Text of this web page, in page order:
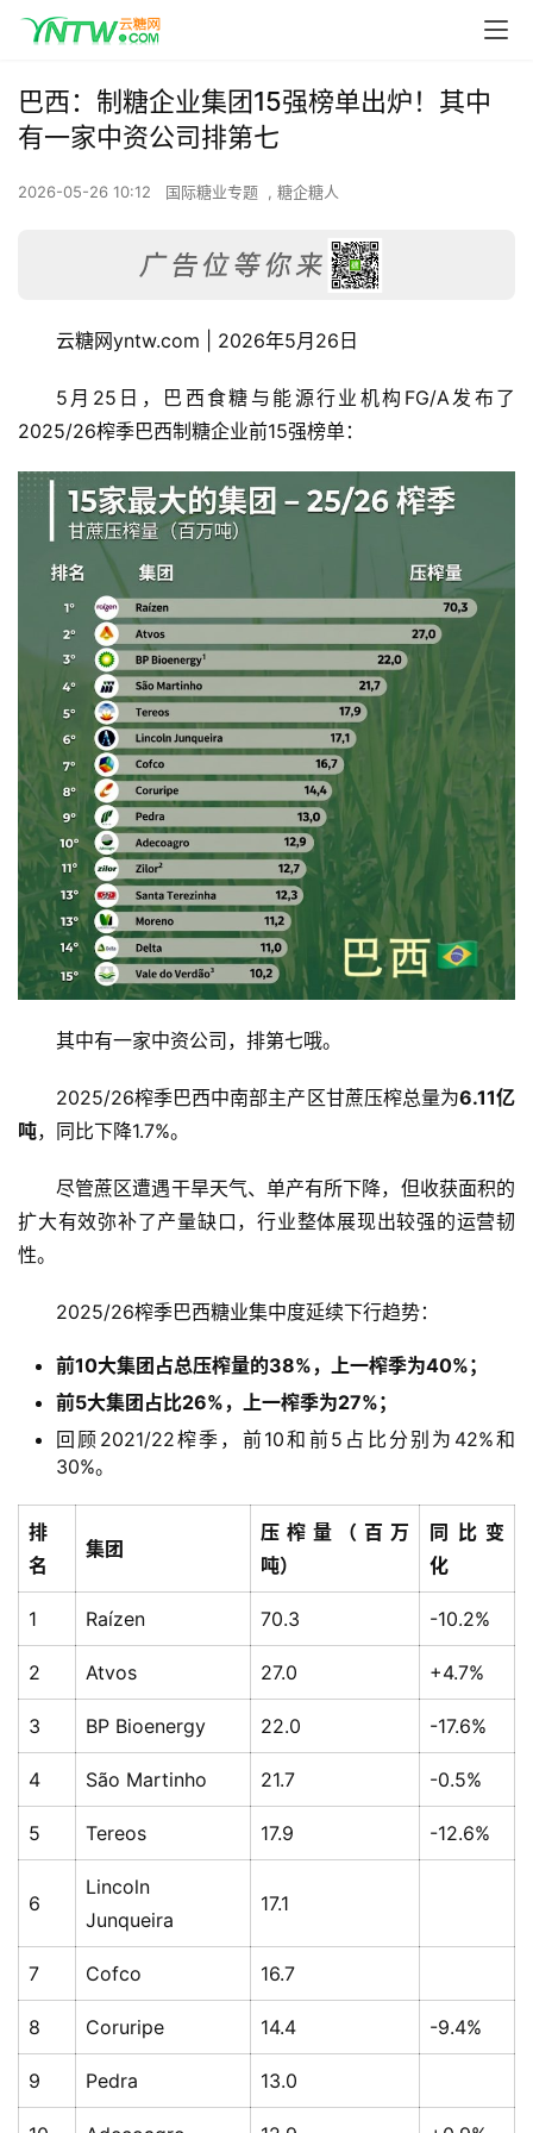
云
糖
网
巴西：制糖企业集团15强榜单出炉！其中
有一家中资公司排第七
2026-05-26 10:12 国际糖业专题 , 糖企糖人
云糖网yntw.com | 2026年5月26日
5月25日，巴西食糖与能源行业机构FG/A发布了
2025/26榨季巴西制糖企业前15强榜单：
其中有一家中资公司，排第七哦。
2025/26榨季巴西中南部主产区甘蔗压榨总量为6.11亿
吨，同比下降1.7%。
尽管蔗区遭遇干旱天气、单产有所下降，但收获面积的
扩大有效弥补了产量缺口，行业整体展现出较强的运营韧
性。
2025/26榨季巴西糖业集中度延续下行趋势：
前10大集团占总压榨量的38%，上一榨季为40%；
前5大集团占比26%，上一榨季为27%；
回顾2021/22榨季，前10和前5占比分别为42%和
30%。
排
名
集团
压榨量（百万
吨）
同比变
化
1 Raízen 70.3 -10.2%
2 Atvos 27.0 +4.7%
3 BP Bioenergy 22.0 -17.6%
4 São Martinho 21.7 -0.5%
5 Tereos 17.9 -12.6%
6
Lincoln
Junqueira
17.1
7 Cofco 16.7
8 Coruripe 14.4 -9.4%
9 Pedra 13.0